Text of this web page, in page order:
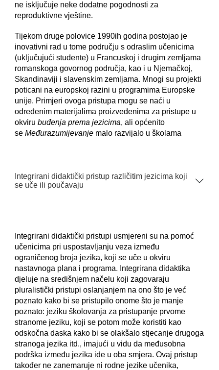
ne isključuje neke dodatne pogodnosti za
reproduktivne vještine.
Tijekom druge polovice 1990ih godina postojao je
inovativni rad u tome području s odraslim učenicima
(uključujući studente) u Francuskoj i drugim zemljama
romanskoga govornog područja, kao i u Njemačkoj,
Skandinaviji i slavenskim zemljama. Mnogi su projekti
poticani na europskoj razini u programima Europske
unije. Primjeri ovoga pristupa mogu se naći u
određenim materijalima proizvedenima za pristupe u
okviru buđenja prema jezicima, ali općenito
se Međurazumijevanje malo razvijalo u školama
Integrirani didaktički pristup različitim jezicima koji
se uče ili poučavaju
Integrirani didaktički pristupi usmjereni su na pomoć
učenicima pri uspostavljanju veza između
ograničenog broja jezika, koji se uče u okviru
nastavnoga plana i programa. Integrirana didaktika
djeluje na središnjem načelu koji zagovaraju
pluralistički pristupi oslanjanjem na ono što je već
poznato kako bi se pristupilo onome što je manje
poznato: jeziku školovanja za pristupanje prvome
stranome jeziku, koji se potom može koristiti kao
odskočna daska kako bi se olakšalo stjecanje drugoga
stranoga jezika itd., imajući u vidu da međusobna
podrška između jezika ide u oba smjera. Ovaj pristup
također ne zanemaruje ni rodne jezike učenika,